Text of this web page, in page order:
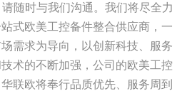
随时与我们沟通。我们将尽全力
式欧美工控备件整合供应商，一
需求为导向，以创新科技、服务
术的不断加强，公司的欧美工控
联欧将奉行品质优先、服务周到